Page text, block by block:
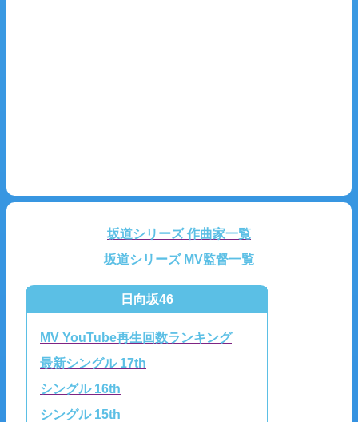
坂道シリーズ 作曲家一覧
坂道シリーズ MV監督一覧
日向坂46
MV YouTube再生回数ランキング
最新シングル 17th
シングル 16th
シングル 15th